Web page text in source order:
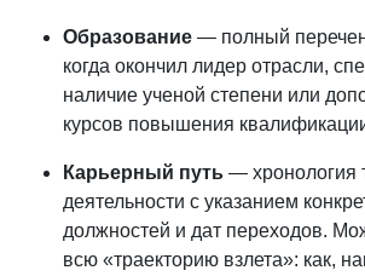
Образование — полный
когда окончил лидер отрасли,
наличие ученой степени или
курсов повышения
Карьерный путь — хронология
деятельности с указанием
должностей и дат переходов.
всю «траекторию взлета»: как,